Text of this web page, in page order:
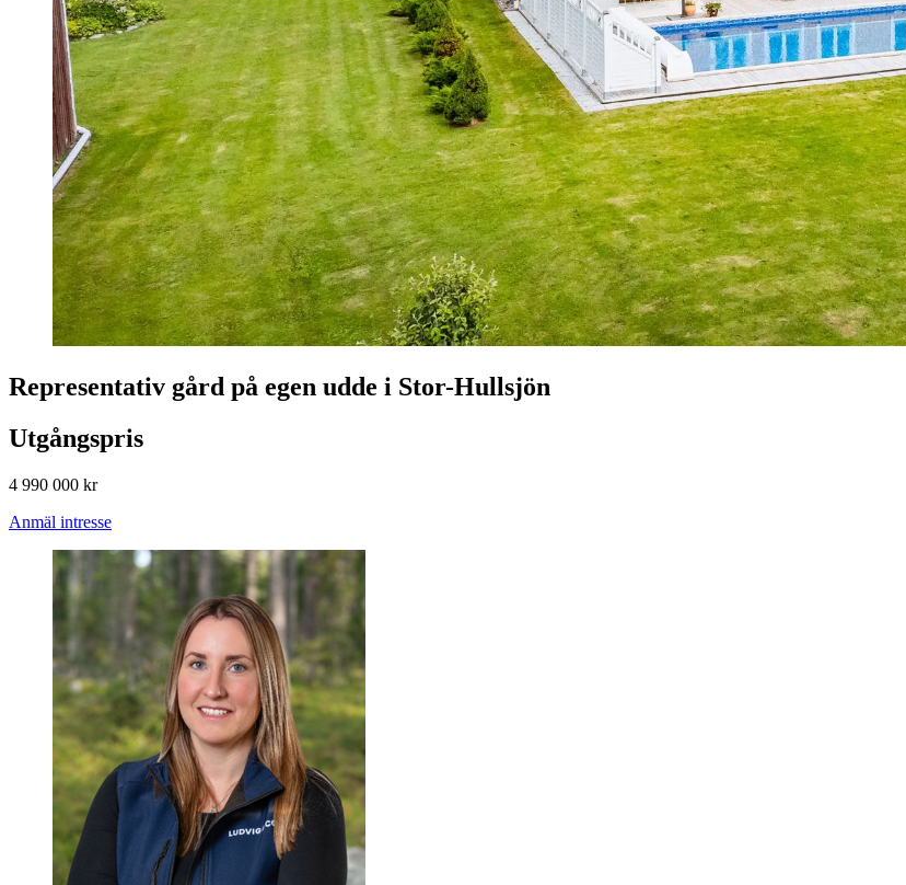
Representativ gård på egen udde i Stor-Hullsjön
Utgångspris
4 990 000 kr
Anmäl intresse